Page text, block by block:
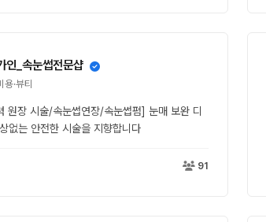
인_속눈썹전문샵
용·뷰티
원장 시술/속눈썹연장/속눈썹펌] 눈매 보완 디
없는 안전한 시술을 지향합니다
91